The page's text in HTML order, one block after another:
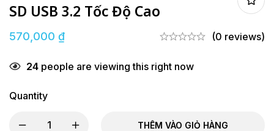
SD USB 3.2 Tốc Độ Cao
570,000 ₫ (0 reviews)
24 people are viewing this right now
Quantity
THÊM VÀO GIỎ HÀNG